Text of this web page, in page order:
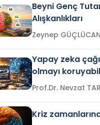
Beyni Genç
Alışkanlıkları
Zeynep GÜÇLÜCAN
Yapay zeka
olmayı
Prof.Dr.
Kriz